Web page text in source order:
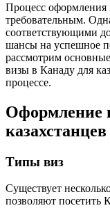
Процесс
требовательным.
соответствующими
шансы на успешное
рассмотрим
визы в Канаду для
процессе.
Оформление
казахстанцев
Типы виз
Существует
позволяют посетить